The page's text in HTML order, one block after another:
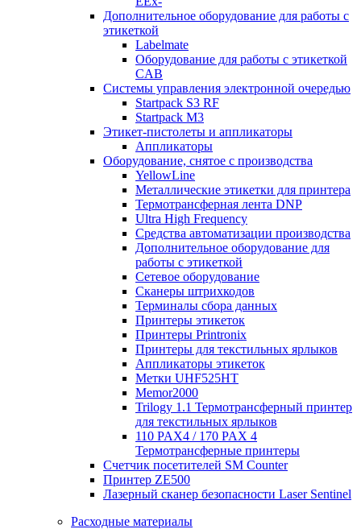
Дополнительное оборудование для работы с
этикеткой
Labelmate
Оборудование для работы с этикеткой
CAB
Системы управления электронной очередью
Startpack S3 RF
Startpack M3
Этикет-пистолеты и аппликаторы
Аппликаторы
Оборудование, снятое с производства
YellowLine
Металлические этикетки для принтера
Термотрансферная лента DNP
Ultra High Frequency
Средства автоматизации производства
Дополнительное оборудование для
работы с этикеткой
Сетевое оборудование
Сканеры штрихкодов
Терминалы сбора данных
Принтеры этикеток
Принтеры Printronix
Принтеры для текстильных ярлыков
Аппликаторы этикеток
Метки UHF525HT
Memor2000
Trilogy 1.1 Термотрансферный принтер
для текстильных ярлыков
110 PAX4 / 170 PAX 4
Термотрансферные принтеры
Счетчик посетителей SM Counter
Принтер ZE500
Лазерный сканер безопасности Laser Sentinel
Расходные материалы